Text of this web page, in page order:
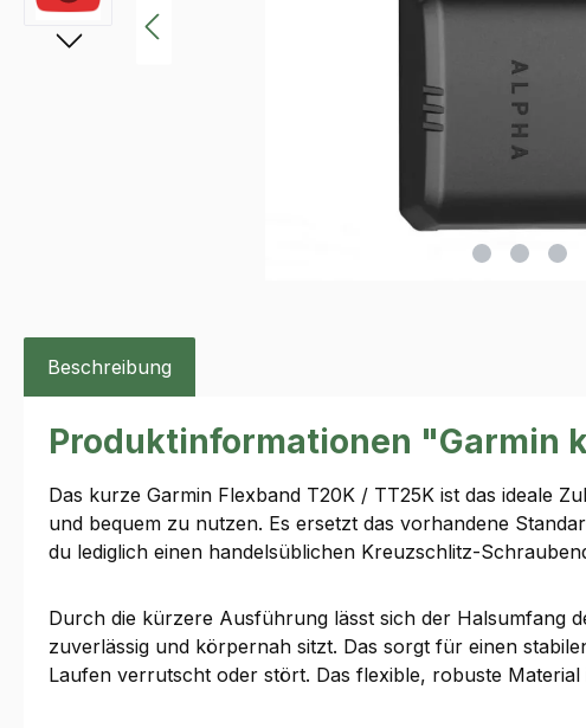
Beschreibung
Produktinformationen "Garmin
Das kurze Garmin Flexband T20K / TT25K ist das ideale
und bequem zu nutzen. Es ersetzt das vorhandene
du lediglich einen handelsüblichen Kreuzschlitz-
Durch die kürzere Ausführung lässt sich der Halsumfang
zuverlässig und körpernah sitzt. Das sorgt für einen
Laufen verrutscht oder stört. Das flexible, robuste